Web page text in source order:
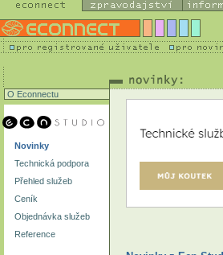
O Econnectu
Novinky
Technická podpora
Přehled služeb
Ceník
Objednávka služeb
Reference